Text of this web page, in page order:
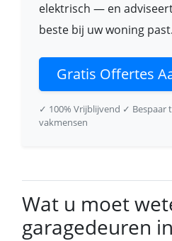
elektrisch — en
beste bij uw woning past.
Gratis Offertes
✓ 100% Vrijblijvend ✓ Bespaar
vakmensen
Wat u moet
garagedeuren